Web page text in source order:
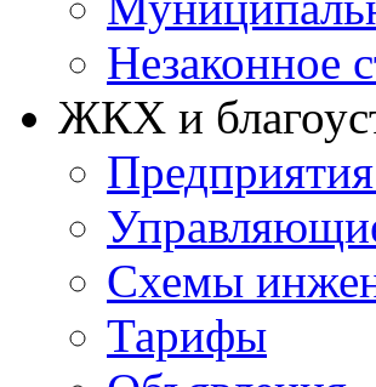
Незаконное
ЖКХ и
Схемы
Тарифы